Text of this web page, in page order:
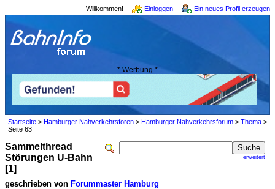
Willkommen! Einloggen Ein neues Profil erzeugen
* Werbung *
Startseite > Hamburger Nahverkehrsforen > Hamburger Nahverkehrsforum > Thema >
Seite 63
erweitert
Sammelthread
Störungen U-Bahn
[1]
geschrieben von Forummaster Hamburg